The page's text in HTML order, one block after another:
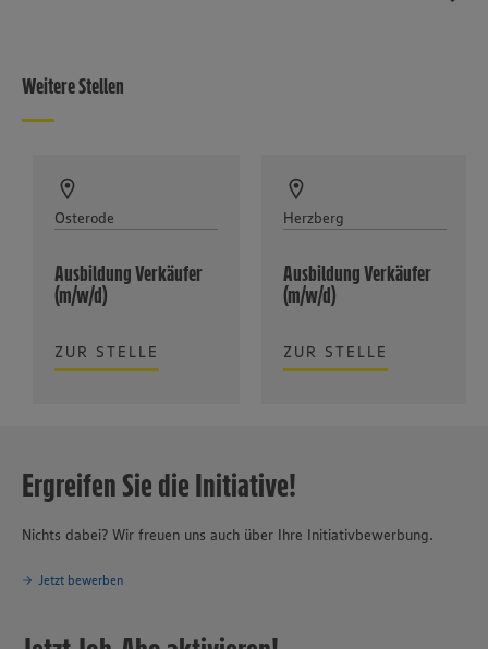
Weitere Stellen
Osterode
Ausbildung Verkäufer
(m/w/d)
ZUR STELLE
Herzberg
Ausbildung Verkäufer
(m/w/d)
ZUR STELLE
Ergreifen Sie die Initiative!
Nichts dabei? Wir freuen uns auch über Ihre Initiativbewerbung.
Jetzt bewerben